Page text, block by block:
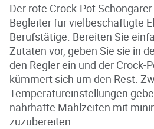
Der rote Crock-Pot
Begleiter für vielbeschäftigte
Berufstätige. Bereiten Sie
Zutaten vor, geben Sie sie in
den Regler ein und der Crock-
kümmert sich um den Rest.
Temperatureinstellungen
nahrhafte Mahlzeiten mit
zuzubereiten.